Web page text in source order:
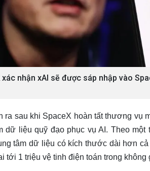
xác nhận xAI sẽ được sáp nhập vào
ra sau khi SpaceX hoàn tất thương vụ
dữ liệu quỹ đạo phục vụ AI. Theo
tâm dữ liệu có kích thước dài hơn
tới 1 triệu vệ tinh điện toán trong không